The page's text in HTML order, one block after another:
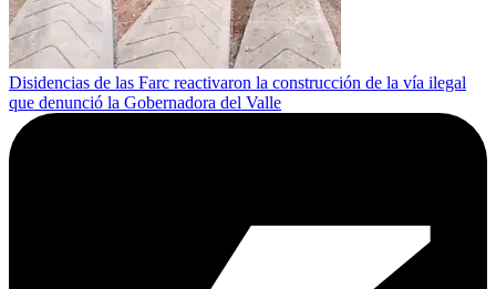
Disidencias de las Farc reactivaron la construcción de la vía ilegal
que denunció la Gobernadora del Valle